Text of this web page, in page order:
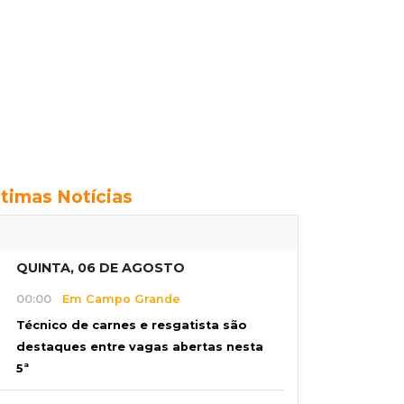
Notícias
QUINTA, 06 DE AGOSTO
00:00 Em Campo Grande
Técnico de carnes e resgatista são
destaques entre vagas abertas nesta
5ª